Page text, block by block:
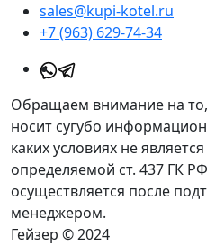
sales@kupi-kotel.ru
+7 (963) 629-74-34
Обращаем внимание на
носит сугубо
каких условиях не
определяемой ст. 437 ГК
осуществляется после
менеджером.
Гейзер © 2024